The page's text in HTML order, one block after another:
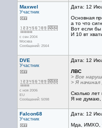
Maxwel
Участник
с сен 2004
Москва
Сообщений: 2564
Дата: 12
Основная
а то что
Вот если бы
И 10 вт
DVE
Участник
с ноя 2006
EU
Сообщений: 5098
Дата: 12
ЛВС
> Все
> Я
Сколько
Я не думаю,
Falcon68
Участник
Дата: 12
Мда, ИМХО,